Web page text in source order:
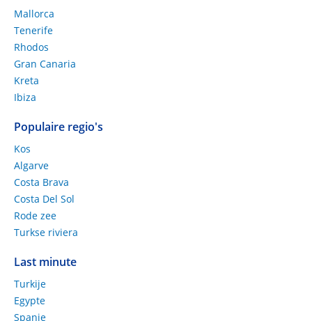
Mallorca
Tenerife
Rhodos
Gran Canaria
Kreta
Ibiza
Populaire regio's
Kos
Algarve
Costa Brava
Costa Del Sol
Rode zee
Turkse riviera
Last minute
Turkije
Egypte
Spanje